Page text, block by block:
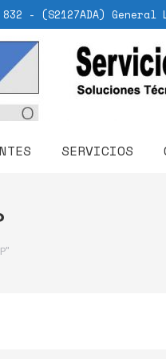
- (S2127ADA)
SERVICIOS